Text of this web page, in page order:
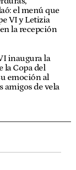
el menú que
VI y Letizia
la recepción
inaugura la
la Copa del
emoción al
amigos de vela